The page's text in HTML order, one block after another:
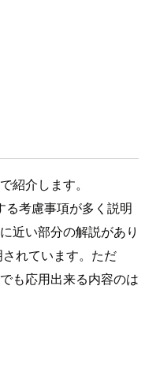
紹介します。
考慮事項が多く説明
近い部分の解説があり
れています。ただ
も応用出来る内容のは